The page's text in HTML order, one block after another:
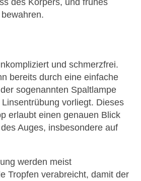
und schmerzfrei.
bereits durch eine einfache
sogenannten Spaltlampe
vorliegt. Dieses
erlaubt einen genauen Blick
Auges, insbesondere auf
werden meist
Tropfen verabreicht, damit der